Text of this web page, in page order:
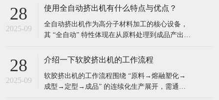
全规范，具体安全事项可分为开机前检查、开机
节，确保人员与设备安全：​一、开机前安全检
查：排除初始隐患，避免 “带病运行”开机前需对
28
2025-09
使用全自动挤出机有什么特点与优点？
​全自动挤出机作为高分子材料加工的核心设备，
其 “全自动” 特性体现在从原料处理到成品产出的
有以下显著特点与优点：​一、核心特点全流程自
（螺杆挤出）、成型冷却（定径 + 冷却系统）、
牵引到成品切割（自动定长切割），各环
28
2025-09
介绍一下软胶挤出机的工作流程
​软胶挤出机的工作流程围绕 “原料→熔融塑化→
成型→定型→成品” 的连续化生产展开，需通过